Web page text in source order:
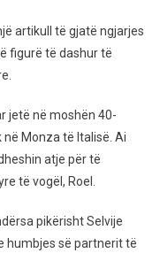
Tragjike
Të
artikull të gjatë ngjarjes
figurë të dashur të
jetë në moshën 40-
Monza të Italisë. Ai
atje për të
të vogël, Roel.
pikërisht Selvije
humbjes së partnerit të